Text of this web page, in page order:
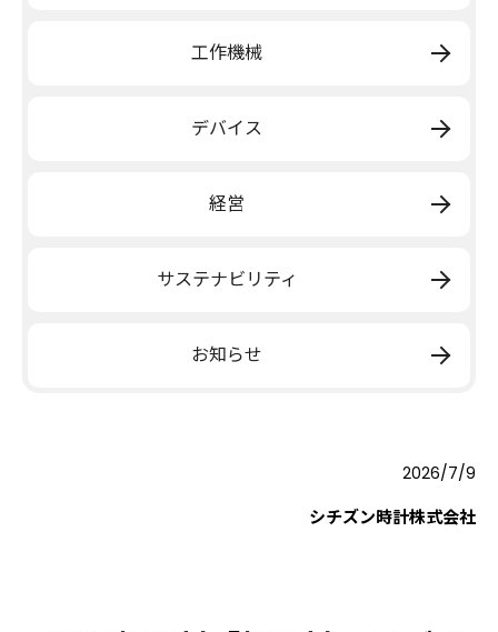
工作機械
デバイス
経営
サステナビリティ
お知らせ
2026/7/9
シチズン時計株式会社